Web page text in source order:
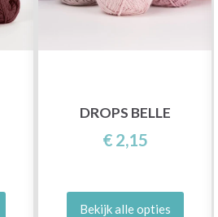
DROPS BELLE
€ 2,15
Bekijk alle opties